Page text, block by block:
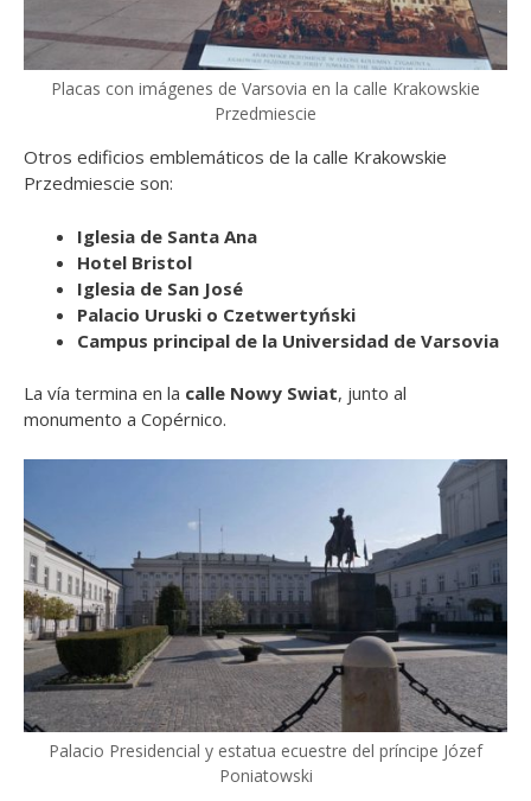
Placas con imágenes de Varsovia en la calle Krakowskie
Przedmiescie
Otros edificios emblemáticos de la calle Krakowskie
Przedmiescie son:
Iglesia de Santa Ana
Hotel Bristol
Iglesia de San José
Palacio Uruski o Czetwertyński
Campus principal de la Universidad de Varsovia
La vía termina en la calle Nowy Swiat, junto al
monumento a Copérnico.
Palacio Presidencial y estatua ecuestre del príncipe Józef
Poniatowski